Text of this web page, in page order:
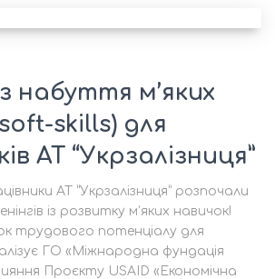
набуття м’яких
skills) для
АТ “Укрзалізниця”
АТ “Укрзалізниця” розпочали
із розвитку м’яких навичок!
трудового потенціалу для
ГО «Міжнародна фундація
Проєкту USAID «Економічна